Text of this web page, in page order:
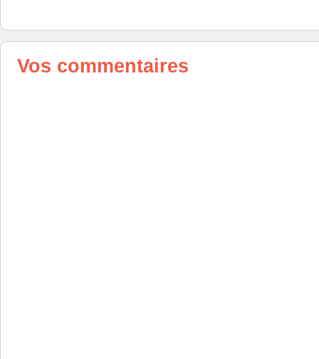
Vos commentaires